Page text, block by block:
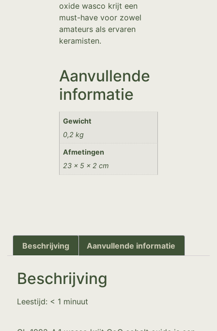
oxide wasco krijt een
must-have voor zowel
amateurs als ervaren
keramisten.
Aanvullende
informatie
Gewicht
0,2 kg
Afmetingen
23 × 5 × 2 cm
Beschrijving Aanvullende informatie
Beschrijving
Leestijd: < 1 minuut